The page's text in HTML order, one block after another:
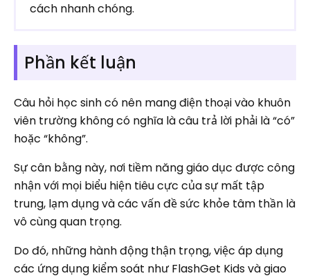
cách nhanh chóng.
Phần kết luận
Câu hỏi học sinh có nên mang điện thoại vào khuôn
viên trường không có nghĩa là câu trả lời phải là “có”
hoặc “không”.
Sự cân bằng này, nơi tiềm năng giáo dục được công
nhận với mọi biểu hiện tiêu cực của sự mất tập
trung, lạm dụng và các vấn đề sức khỏe tâm thần là
vô cùng quan trọng.
Do đó, những hành động thận trọng, việc áp dụng
các ứng dụng kiểm soát như FlashGet Kids và giao